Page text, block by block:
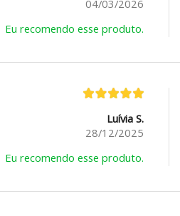
04/03/2026
Eu recomendo esse produto.
Luívia S.
28/12/2025
Eu recomendo esse produto.